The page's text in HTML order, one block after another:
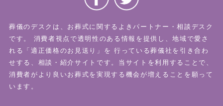
葬儀のデスクは、お葬式に関するよきパートナー・相談デスク
です。
消費者視点で透明性のある情報を提供し、地域で愛さ
れる「適正価格のお見送り」を 行っている葬儀社を引き合わ
せする、相談・紹介サイトです。当サイトを利用することで、
消費者がより良いお葬式を実現する機会が増えることを願って
います。